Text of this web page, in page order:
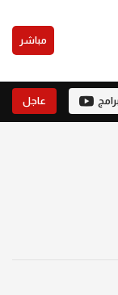
مباشر
عاجل